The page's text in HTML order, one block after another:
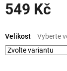
549 Kč
cena:
Velikost